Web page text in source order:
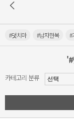
#덧치마 #남자한복 #
카테고리 분류